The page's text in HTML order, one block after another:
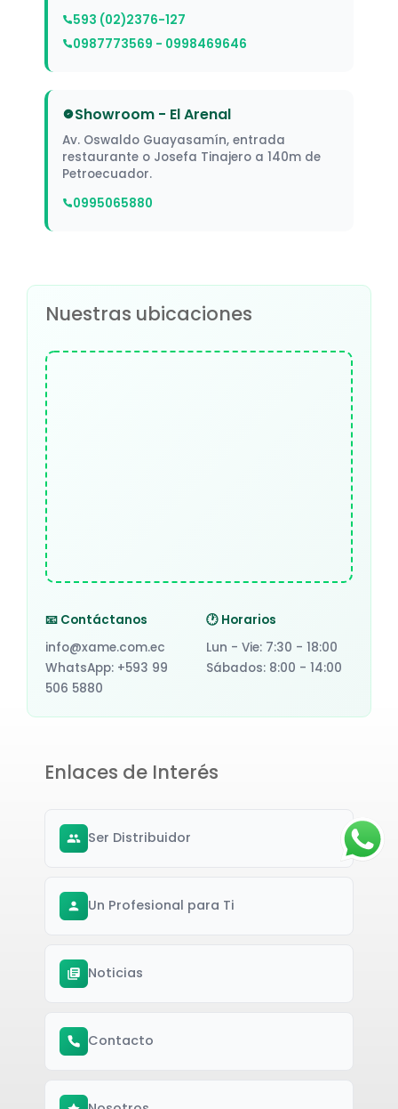
593 (02)2376-127
0987773569 - 0998469646
Showroom - El Arenal
Av. Oswaldo Guayasamín, entrada
restaurante o Josefa Tinajero a 140m de
Petroecuador.
0995065880
Nuestras ubicaciones
📧 Contáctanos
info@xame.com.ec
WhatsApp: +593 99
506 5880
🕐 Horarios
Lun - Vie: 7:30 - 18:00
Sábados: 8:00 - 14:00
Enlaces de Interés
Ser Distribuidor
Un Profesional para Ti
Noticias
Contacto